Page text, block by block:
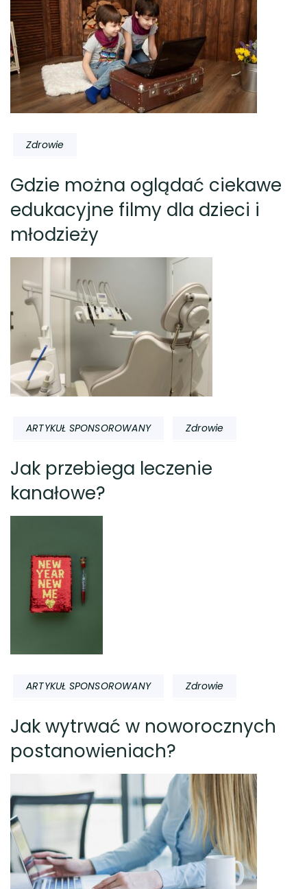
Zdrowie
Gdzie można oglądać ciekawe
edukacyjne filmy dla dzieci i
młodzieży
ARTYKUŁ SPONSOROWANY Zdrowie
Jak przebiega leczenie
kanałowe?
ARTYKUŁ SPONSOROWANY Zdrowie
Jak wytrwać w noworocznych
postanowieniach?